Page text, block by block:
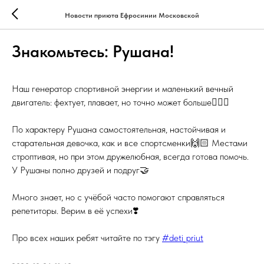
Новости приюта Ефросинии Московской
Знакомьтесь: Рушана!
Наш генератор спортивной энергии и маленький вечный
двигатель: фехтует, плавает, но точно может больше🏊🏻‍♀️
По характеру Рушана самостоятельная, настойчивая и
старательная девочка, как и все спортсменки🙌🏻 Местами
строптивая, но при этом дружелюбная, всегда готова помочь.
У Рушаны полно друзей и подруг🤝
Много знает, но с учёбой часто помогают справляться
репетиторы. Верим в её успехи❣️
Про всех наших ребят читайте по тэгу #deti_priut